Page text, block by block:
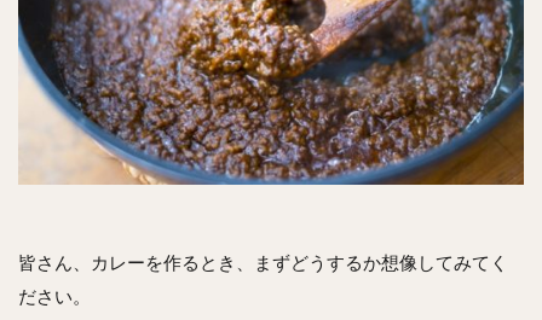
皆さん、カレーを作るとき、まずどうするか想像してみてく
ださい。